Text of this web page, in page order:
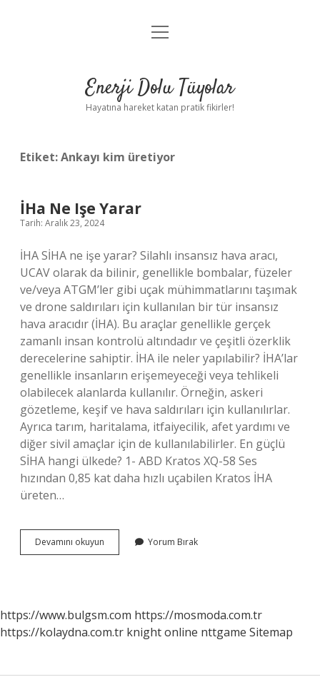
Anasayfa
Yasal Uyarı
menüyü
Enerji Dolu Tüyolar
Hayatına hareket katan pratik fikirler!
Etiket:Ankayı kim üretiyor
İHa Ne Işe Yarar
Tarih: Aralık 23, 2024
İHA SİHA ne işe yarar? Silahlı insansız hava aracı,
UCAV olarak da bilinir, genellikle bombalar, füzeler
ve/veya ATGM’ler gibi uçak mühimmatlarını taşımak
ve drone saldırıları için kullanılan bir tür insansız
hava aracıdır (İHA). Bu araçlar genellikle gerçek
zamanlı insan kontrolü altındadır ve çeşitli özerklik
derecelerine sahiptir. İHA ile neler yapılabilir? İHA’lar
genellikle insanların erişemeyeceği veya tehlikeli
olabilecek alanlarda kullanılır. Örneğin, askeri
gözetleme, keşif ve hava saldırıları için kullanılırlar.
Ayrıca tarım, haritalama, itfaiyecilik, afet yardımı ve
diğer sivil amaçlar için de kullanılabilirler. En güçlü
SİHA hangi ülkede? 1- ABD Kratos XQ-58 Ses
hızından 0,85 kat daha hızlı uçabilen Kratos İHA
üreten…
Devamını okuyun
Ne
Yorum Bırak
https://www.bulgsm.com https://mosmoda.com.tr
https://kolaydna.com.tr knight online nttgame Sitemap